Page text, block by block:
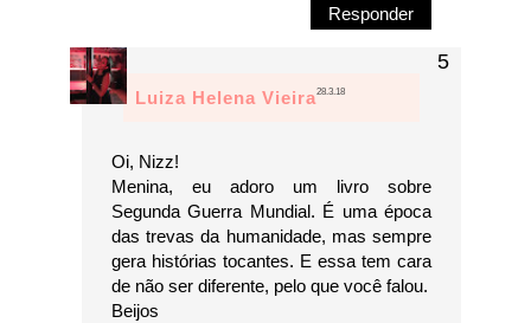
Responder
Luiza Helena Vieira28.3.18
Oi, Nizz!
Menina, eu adoro um livro sobre
Segunda Guerra Mundial. É uma época
das trevas da humanidade, mas sempre
gera histórias tocantes. E essa tem cara
de não ser diferente, pelo que você falou.
Beijos